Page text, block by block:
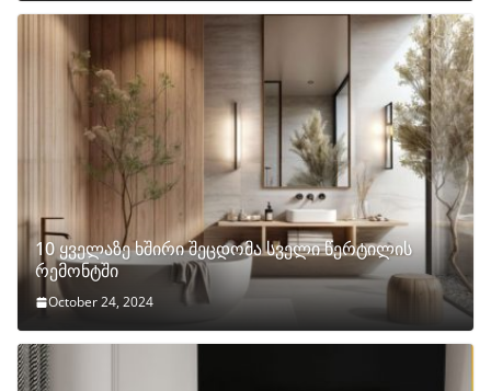
10 ყველაზე ხშირი შეცდომა სველი წერტილის
რემონტში
October 24, 2024